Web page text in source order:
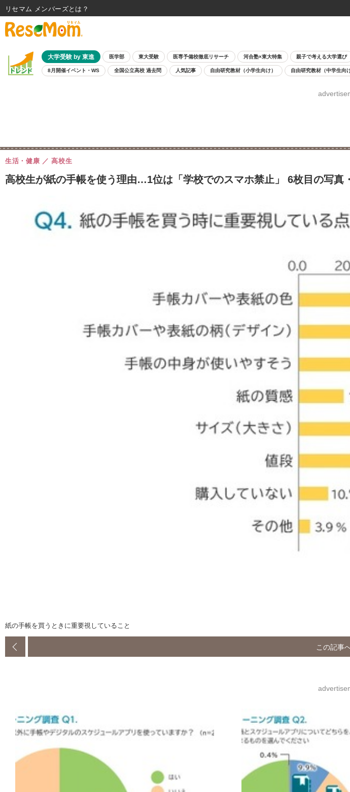
大学受験 by 東進 医学部 東大受験 医専予備校徹底リサーチ 河合塾×東大特集 親子で考える大学選び
8月開催イベント・WS 全国公立高校 過去問 人気記事 自由研究教材（小学生向け） 自由研究教材（中学生向け
高校生が紙の手帳を使う理由…1位は「学校でのスマホ禁止」 6枚目の写真
生活・健康 高校生
紙の手帳を買うときに重要視していること
この記事
リセマム メンバーズ